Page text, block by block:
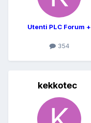
Utenti PLC Forum +
354
kekkotec